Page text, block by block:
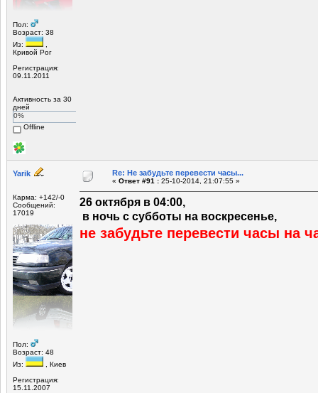
Пол:
Возраст: 38
Из:
,
Кривой Рог
Регистрация:
09.11.2011
Активность за 30
дней
0%
Offline
Yarik
Карма: +142/-0
Сообщений:
17019
Пол:
Возраст: 48
Из:
, Киев
Регистрация:
15.11.2007
Re: Не забудьте перевести часы...
« Ответ #91 : 25-10-2014, 21:07:55 »
26 октября в 04:00,
в ночь с субботы на воскресенье,
не забудьте перевести часы на